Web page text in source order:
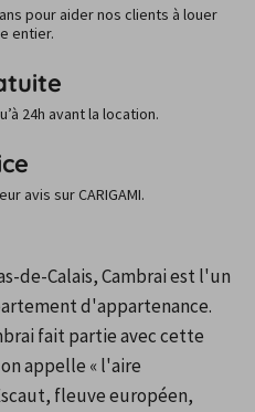
pour aider nos clients à louer
entier.
24h avant la location.
avis sur CARIGAMI.
de-Calais, Cambrai est l'un
d'appartenance.
fait partie avec cette
appelle « l'aire
fleuve européen,